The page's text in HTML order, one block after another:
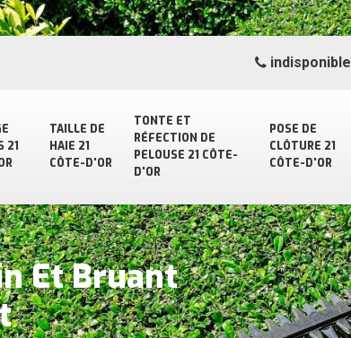
21
TAILLE DE
HAIE 21
CÔTE-D'OR
TONTE ET
RÉFECTION DE
PELOUSE 21 CÔTE-
D'OR
POSE DE
CLÔTURE 21
CÔTE-D'OR
indisponible
Et Bruant